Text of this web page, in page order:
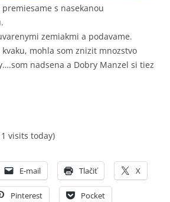
s nasekanou
zemiakmi a podavame.
mohla som znizit mnozstvo
nadsena a Dobry Manzel si tiez
visits today)
E-mail Tlačiť X
Pinterest Pocket